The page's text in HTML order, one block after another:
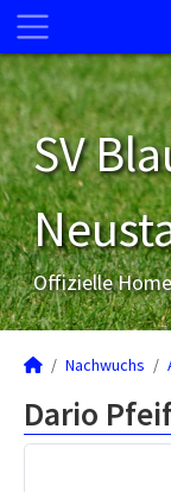
SV
Offizielle
Nachwuchs
Dario